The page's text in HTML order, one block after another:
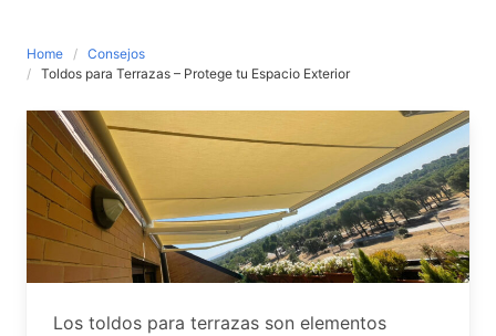
Home
Consejos
Toldos para Terrazas – Protege tu Espacio Exterior
Los toldos para terrazas son elementos